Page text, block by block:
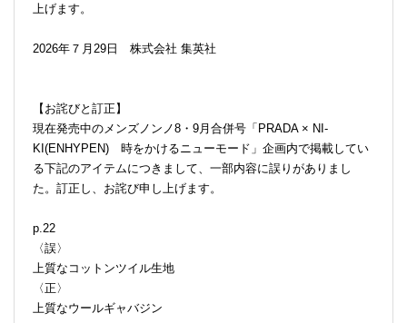
上げます。
2026年７月29日 株式会社 集英社
【お詫びと訂正】
現在発売中のメンズノンノ8・9月合併号「PRADA × NI-
KI(ENHYPEN) 時をかけるニューモード」企画内で掲載してい
る下記のアイテムにつきまして、一部内容に誤りがありまし
た。訂正し、お詫び申し上げます。
p.22
〈誤〉
上質なコットンツイル生地
〈正〉
上質なウールギャバジン